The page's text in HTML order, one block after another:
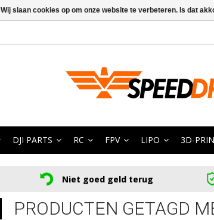
DJI PARTS RC FPV LIPO 3D-
Niet goed geld terug
PRODUCTEN GETAGD
Wij slaan cookies op om onze website te verbeteren. Is dat